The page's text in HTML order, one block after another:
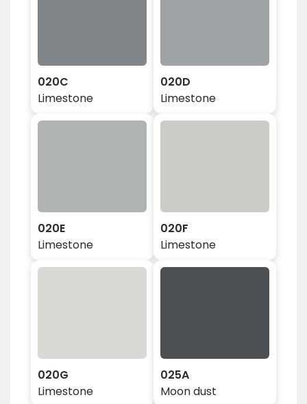
020C
Limestone
020D
Limestone
020E
Limestone
020F
Limestone
020G
Limestone
025A
Moon dust